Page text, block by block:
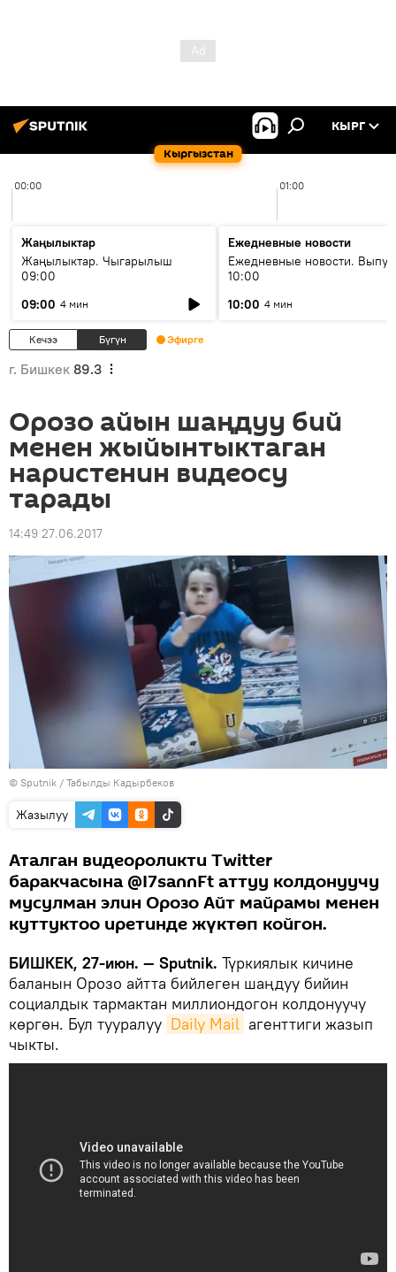
Кыргызстан
КЫРГ
00:00 01:00
Жаңылыктар
Жаңылыктар. Чыгарылыш
09:00
09:00 4 мин
Ежедневные новости
Ежедневные новости.
10:00
10:00 4 мин
Кечээ Бүгүн Эфирге
г. Бишкек 89.3
Орозо айын шаңдуу бий
менен жыйынтыктаган
наристенин видеосу
тарады
14:49 27.06.2017
© Sputnik / Табылды Кадырбеков
Жазылуу
Аталган видеороликти Twitter
баракчасына @I7sannFt аттуу колдонуучу
мусулман элин Орозо Айт майрамы менен
куттуктоо иретинде жүктөп койгон.
БИШКЕК, 27-июн. — Sputnik. Түркиялык кичине
баланын Орозо айтта бийлеген шаңдуу бийин
социалдык тармактан миллиондогон колдонуучу
көргөн. Бул тууралуу Daily Mail агенттиги жазып
чыкты.